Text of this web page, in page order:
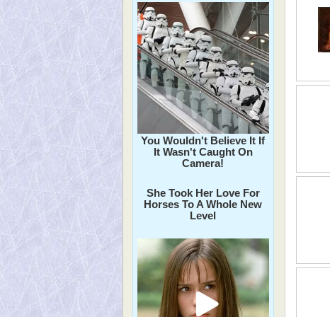
You Wouldn't Believe It If
It Wasn't Caught On
Camera!
She Took Her Love For
Horses To A Whole New
Level